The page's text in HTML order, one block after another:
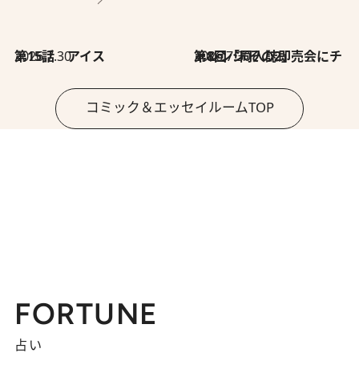
2026.7.30
第15話 アイス 2026.7.30
第8回「同人誌即売会にチャレンジ その2」
コミック＆エッセイルームTOP
FORTUNE
占い